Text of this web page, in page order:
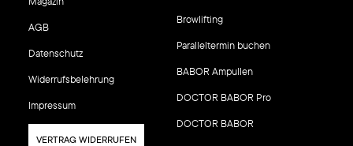
AGB
Datenschutz
Widerrufsbelehrung
Impressum
VERTRAG WIDERRUFEN
Browlifting
Paralleltermin buchen
BABOR Ampullen
DOCTOR BABOR Pro
DOCTOR BABOR